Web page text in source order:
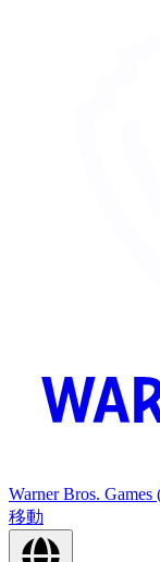
Warner Bros.
移動